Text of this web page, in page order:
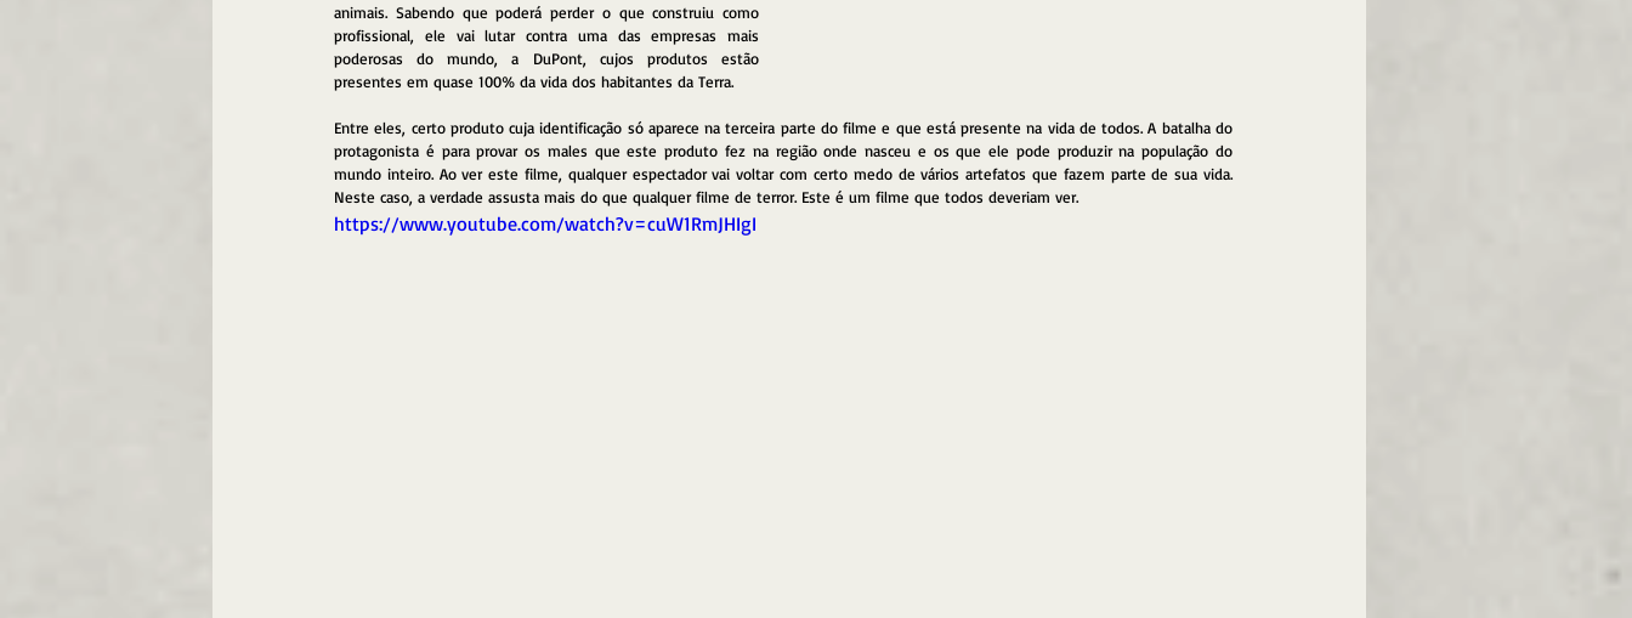
animais. Sabendo que poderá perder o que construiu como
profissional, ele vai lutar contra uma das empresas mais
poderosas do mundo, a DuPont, cujos produtos estão
presentes em quase 100% da vida dos habitantes da Terra.
Entre eles, certo produto cuja identificação só aparece na terceira parte do filme e que está presente na vida de todos. A batalha do
protagonista é para provar os males que este produto fez na região onde nasceu e os que ele pode produzir na população do
mundo inteiro. Ao ver este filme, qualquer espectador vai voltar com certo medo de vários artefatos que fazem parte de sua vida.
Neste caso, a verdade assusta mais do que qualquer filme de terror. Este é um filme que todos deveriam ver.
https://www.youtube.com/watch?v=cuW1RmJHIgI